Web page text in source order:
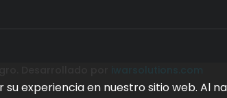
experiencia en nuestro sitio web. Al